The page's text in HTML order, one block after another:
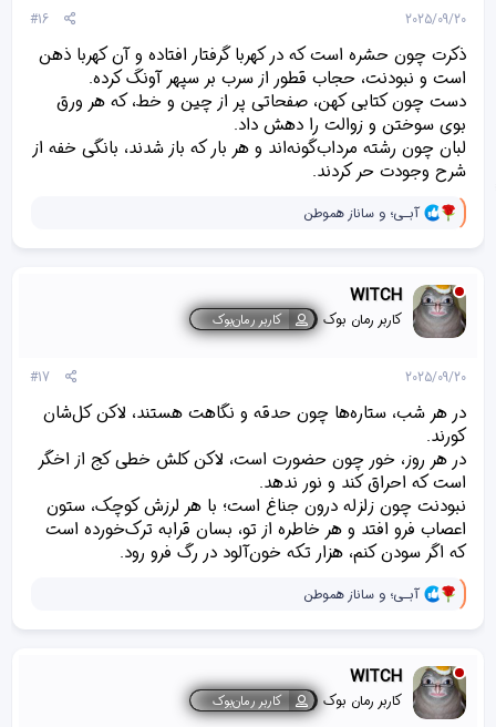
پ
س
د
ه
ا
]
:
2025/09/20
#16
ذکرت چون حشره‌ است که در کهربا گرفتار افتاده و آن کهربا ذهن
است و نبودنت، حجاب قطور از سرب بر سپهر آونگ کرده.
دست‌ چون کتابی کهن‌، صفحاتی پر از چین و خط، که هر ورق
بوی سوختن و زوالت را دهش داد.
لبان چون رشته مرداب‌گونه‌اند و هر بار که باز شدند، بانگی خفه از
شرح وجودت حر کردند.
و
ک
ش‌
ه
ا
[
پ
س
ن
د
ا
]
:
آبـی؛ و ساناز هموطن
WITCH
کاربر رمان بوک کاربر رمان‌بوک
2025/09/20
#17
در هر شب، ستاره‌ها چون حدقه و نگاهت هستند، لاکن کل‌‌شان
کورند.
در هر روز، خور چون حضورت است، لاکن کلش خطی کج‌ از اخگر
است که احراق کند و نور ندهد.
نبودنت چون زلزله‌ درون جناغ است؛ با هر لرزش کوچک، ستون‌
اعصاب فرو افتد و هر خاطره از تو، بسان قرابه ترک‌خورده است
که اگر سودن کنم، هزار تکه‌ خون‌آلود در رگ‌ فرو رود.
و
ک
ه
ا
[
آبـی؛ و ساناز هموطن
WITCH
کاربر رمان بوک کاربر رمان‌بوک